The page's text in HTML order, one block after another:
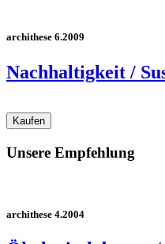
archithese 6.2009
Nachhaltigkeit /
Unsere Empfehlung
archithese 4.2004